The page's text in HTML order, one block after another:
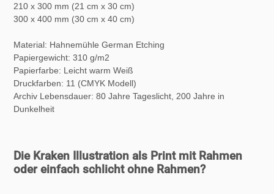
210 x 300 mm (21 cm x 30 cm)
300 x 400 mm (30 cm x 40 cm)
Material: Hahnemühle German Etching
Papiergewicht: 310 g/m2
Papierfarbe: Leicht warm Weiß
Druckfarben: 11 (CMYK Modell)
Archiv Lebensdauer: 80 Jahre Tageslicht, 200 Jahre in
Dunkelheit
Die Kraken Illustration als Print mit Rahmen
oder einfach schlicht ohne Rahmen?